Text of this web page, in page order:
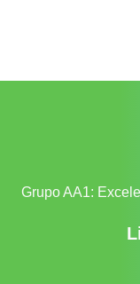
Grupo AA1: